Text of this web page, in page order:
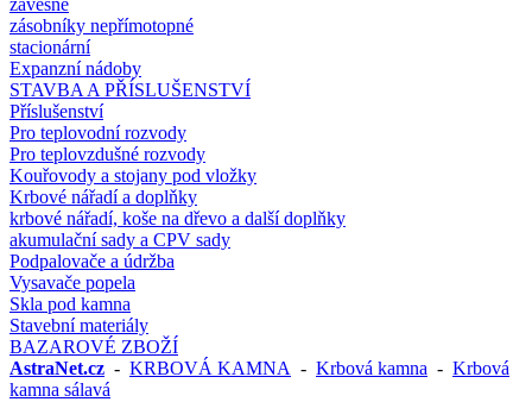
závěsné
zásobníky nepřímotopné
stacionární
Expanzní nádoby
STAVBA A PŘÍSLUŠENSTVÍ
Příslušenství
Pro teplovodní rozvody
Pro teplovzdušné rozvody
Kouřovody a stojany pod vložky
Krbové nářadí a doplňky
krbové nářadí, koše na dřevo a další doplňky
akumulační sady a CPV sady
Podpalovače a údržba
Vysavače popela
Skla pod kamna
Stavební materiály
BAZAROVÉ ZBOŽÍ
AstraNet.cz - KRBOVÁ KAMNA - Krbová kamna - Krbová
kamna sálavá